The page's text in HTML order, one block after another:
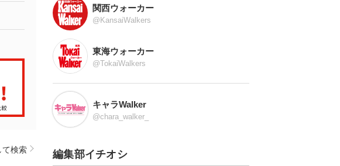
て検索
関西ウォーカー
@KansaiWalkers
東海ウォーカー
@TokaiWalkers
キャラWalker
@chara_walker_
編集部イチオシ